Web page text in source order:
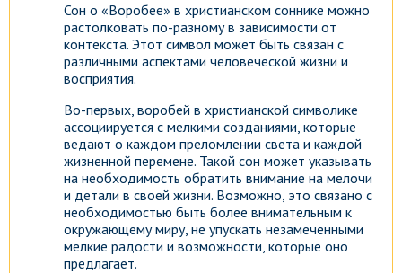
Сон о «Воробее» в христианском соннике можно
растолковать по-разному в зависимости от
контекста. Этот символ может быть связан с
различными аспектами человеческой жизни и
восприятия.
Во-первых, воробей в христианской символике
ассоциируется с мелкими созданиями, которые
ведают о каждом преломлении света и каждой
жизненной перемене. Такой сон может указывать
на необходимость обратить внимание на мелочи
и детали в своей жизни. Возможно, это связано с
необходимостью быть более внимательным к
окружающему миру, не упускать незамеченными
мелкие радости и возможности, которые оно
предлагает.